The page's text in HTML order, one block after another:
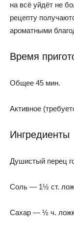
на всё уйдёт не
рецепту
ароматными
Время
Общее 45 мин.
Активное
Ингредиенты
Душистый перец
Соль — 1½ ст.
Сахар — ½ ч.